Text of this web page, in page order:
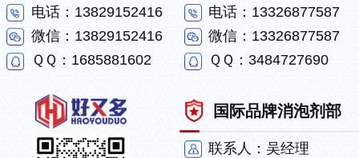
国际品牌消泡剂部
联系人：吴经理
电话：13829152416
微信：13829152416
ＱＱ：1685881602
电话：13326877587
微信：13326877587
ＱＱ：3484727690